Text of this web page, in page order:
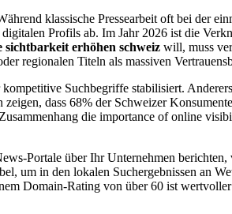
klassische Pressearbeit oft bei der
Profils ab. Im Jahr 2026 ist die
sichtbarkeit erhöhen schweiz will, muss
regionalen Titeln als massiven
Suchbegriffe stabilisiert.
dass 68% der Schweizer
die importance of online
Portale über Ihr Unternehmen
um in den lokalen Suchergebnissen an
Domain-Rating von über 60 ist